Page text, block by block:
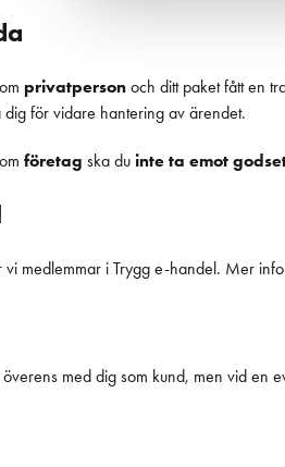
privatperson och ditt paket fått en
dig för vidare hantering av ärendet.
företag ska du inte ta emot
vi medlemmar i Trygg e-handel. Mer
med dig som kund, men vid en